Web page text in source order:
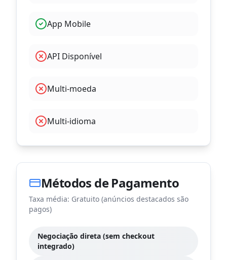
App Mobile
API Disponível
Multi-moeda
Multi-idioma
Métodos de Pagamento
Taxa média: Gratuito (anúncios destacados são
pagos)
Negociação direta (sem checkout
integrado)